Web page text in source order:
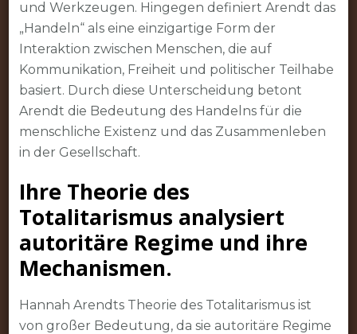
und Werkzeugen. Hingegen definiert Arendt das
„Handeln“ als eine einzigartige Form der
Interaktion zwischen Menschen, die auf
Kommunikation, Freiheit und politischer Teilhabe
basiert. Durch diese Unterscheidung betont
Arendt die Bedeutung des Handelns für die
menschliche Existenz und das Zusammenleben
in der Gesellschaft.
Ihre Theorie des
Totalitarismus analysiert
autoritäre Regime und ihre
Mechanismen.
Hannah Arendts Theorie des Totalitarismus ist
von großer Bedeutung, da sie autoritäre Regime